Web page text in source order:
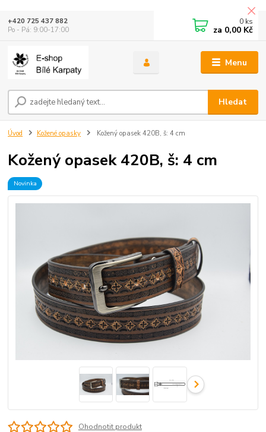
Menu
Hledat
+420 725 437 882
Po - Pá: 9:00-17:00
0 ks
za 0,00 Kč
Úvod Kožené opasky Kožený opasek 420B, š: 4 cm
Kožený opasek 420B, š: 4 cm
Novinka
Ohodnotit produkt